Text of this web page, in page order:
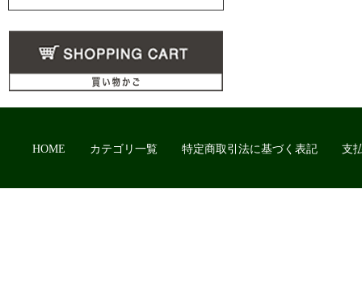
HOME カテゴリ一覧 特定商取引法に基づく表記 支